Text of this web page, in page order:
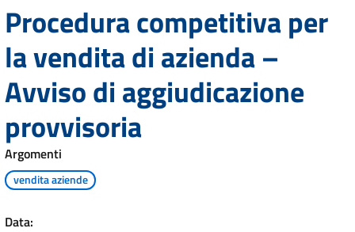
Procedura competitiva per
la vendita di azienda –
Avviso di aggiudicazione
provvisoria
Argomenti
vendita aziende
Data: